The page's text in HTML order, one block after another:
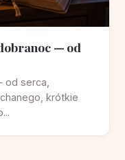
— od
serca,
krótkie